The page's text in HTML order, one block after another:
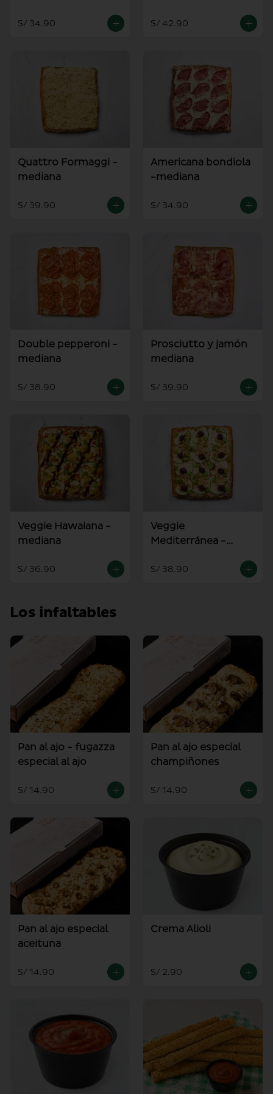
S/ 34.90 S/ 42.90
Quattro Formaggi -
mediana
S/ 39.90
Americana bondiola
-mediana
S/ 34.90
Double pepperoni -
mediana
S/ 38.90
Prosciutto y jamón
mediana
S/ 39.90
Veggie Hawaiana -
mediana
S/ 36.90
Veggie
Mediterránea -
S/ 38.90
Los infaltables
Pan al ajo - fugazza
especial al ajo
S/ 14.90
Pan al ajo especial
champiñones
S/ 14.90
Pan al ajo especial
aceituna
S/ 14.90
Crema Alioli
S/ 2.90